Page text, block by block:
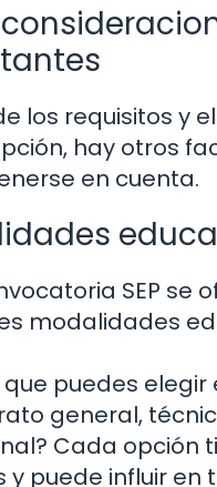
los requisitos y
hay otros
en cuenta.
SEP se
modalidades
puedes elegir
general,
Cada opción
y puede influir en